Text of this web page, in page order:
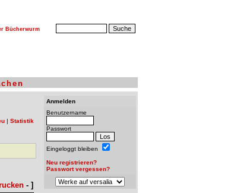
Bücherwurm
| Statistik
- ]
Anmelden
Benutzername
Passwort
Eingeloggt bleiben
Neu registrieren?
Passwort vergessen?